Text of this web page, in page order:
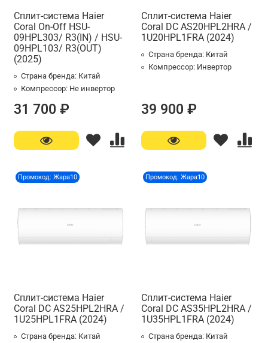
Сплит-система Haier
Coral On-Off HSU-
09HPL303/ R3(IN) / HSU-
09HPL103/ R3(OUT)
(2025)
Страна бренда: Китай
Компрессор: Не инвертор
31 700 ₽
Сплит-система Haier
Coral DC AS20HPL2HRA /
1U20HPL1FRA (2024)
Страна бренда: Китай
Компрессор: Инвертор
39 900 ₽
Промокод: Жара10
Сплит-система Haier
Coral DC AS25HPL2HRA /
1U25HPL1FRA (2024)
Страна бренда: Китай
Промокод: Жара10
Сплит-система Haier
Coral DC AS35HPL2HRA /
1U35HPL1FRA (2024)
Страна бренда: Китай